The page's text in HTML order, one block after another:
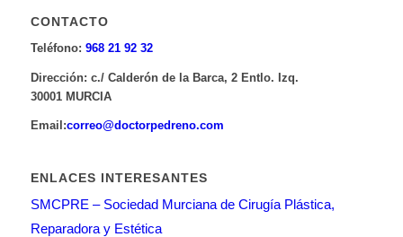
CONTACTO
Teléfono: 968 21 92 32
Dirección: c./ Calderón de la Barca, 2 Entlo. Izq.
30001 MURCIA
Email:correo@doctorpedreno.com
ENLACES INTERESANTES
SMCPRE – Sociedad Murciana de Cirugía Plástica,
Reparadora y Estética